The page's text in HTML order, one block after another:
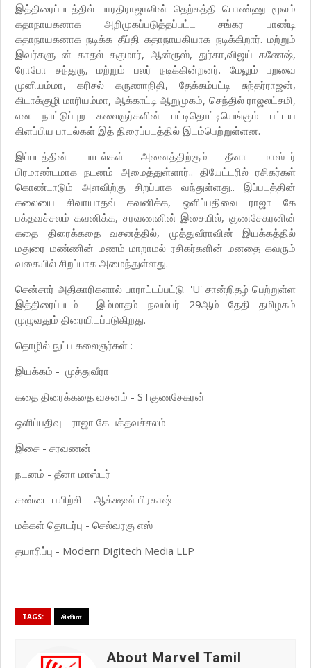
இத்திரைப்படத்தில் பாரதிராஜாவின் தெற்கத்தி பொண்ணு மூலம்
கதாநாயகனாக அறிமுகப்படுத்தப்பட்ட சங்கர பாண்டி
கதாநாயகனாக நடிக்க தீப்தி கதாநாயகியாக நடிக்கிறார். மற்றும்
இவர்களுடன் காதல் சுகுமார், ஆன்ரூஸ், துர்கா,விஜய் கணேஷ்,
ரோபோ சந்துரு, மற்றும் பலர் நடிக்கின்றனர். மேலும் பறவை
முனியம்மா, கரிசல் கருணாநிதி, தேக்கம்பட்டி சுந்தர்ராஜன்,
கிடாக்குழி மாரியம்மா, ஆக்காட்டி ஆறுமுகம், செந்தில் ராஜலட்சுமி,
என நாட்டுப்புற கலைஞர்களின் பட்டிதொட்டியெங்கும் பட்டய
கிளப்பிய பாடல்கள் இத் திரைப்படத்தில் இடம்பெற்றுள்ளன.
இப்படத்தின் பாடல்கள் அனைத்திற்கும் தீனா மாஸ்டர்
பிரமாண்டமாக நடனம் அமைத்துள்ளார்.. தியேட்டரில் ரசிகர்கள்
கொண்டாடும் அளவிற்கு சிறப்பாக வந்துள்ளது.. இப்படத்தின்
கலையை சிவாயாதவ் கவனிக்க, ஒளிப்பதிவை ராஜா கே
பக்தவச்சலம் கவனிக்க, சரவணனின் இசையில், குணசேகரனின்
கதை திரைக்கதை வசனத்தில், முத்துவீராவின் இயக்கத்தில்
மதுரை மண்ணின் மணம் மாறாமல் ரசிகர்களின் மனதை கவரும்
வகையில் சிறப்பாக அமைந்துள்ளது.
சென்சார் அதிகாரிகளால் பாராட்டப்பட்டு 'U' சான்றிதழ் பெற்றுள்ள
இத்திரைப்படம் இம்மாதம் நவம்பர் 29ஆம் தேதி தமிழகம்
முழுவதும் திரையிடப்படுகிறது.
தொழில் நுட்ப கலைஞர்கள் :
இயக்கம் - முத்துவீரா
கதை திரைக்கதை வசனம் - STகுணசேகரன்
ஒளிப்பதிவு - ராஜா கே பக்தவச்சலம்
இசை - சரவணன்
நடனம் - தீனா மாஸ்டர்
சண்டை பயிற்சி - ஆக்க்ஷன் பிரகாஷ்
மக்கள் தொடர்பு - செல்வரகு எஸ்
தயாரிப்பு - Modern Digitech Media LLP
TAGS: சினிமா
About Marvel Tamil